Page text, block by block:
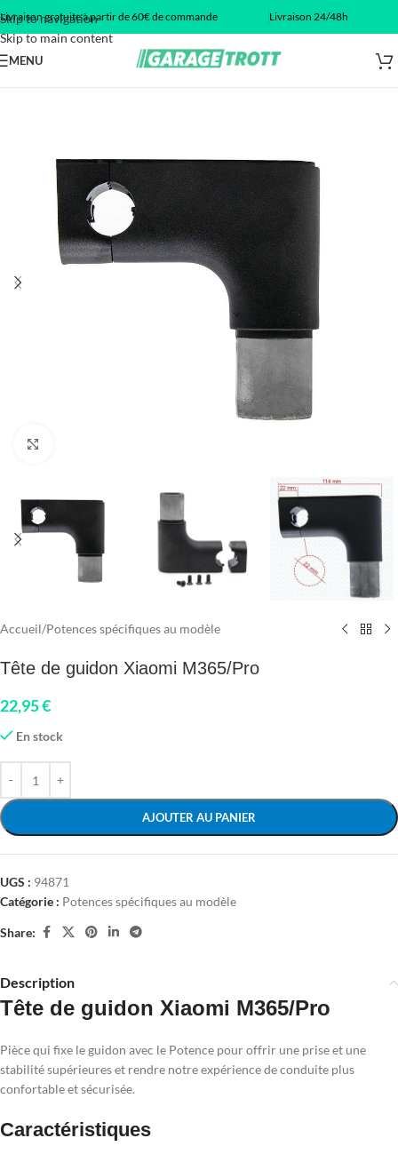
Skip to navigation
Skip to main content
Livraison gratuite à partir de 60€ de commande Livraison 24/48h
MENU
Accueil/Potences spécifiques au modèle
Tête de guidon Xiaomi M365/Pro
22,95€
En stock
AJOUTER AU PANIER
UGS : 94871
Catégorie : Potences spécifiques au modèle
Share:
Description
Tête de guidon Xiaomi M365/Pro
Pièce qui fixe le guidon avec le Potence pour offrir une prise et une
stabilité supérieures et rendre notre expérience de conduite plus
confortable et sécurisée.
Caractéristiques